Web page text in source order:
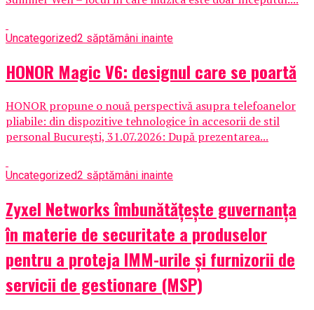
Uncategorized2 săptămâni inainte
HONOR Magic V6: designul care se poartă
HONOR propune o nouă perspectivă asupra telefoanelor
pliabile: din dispozitive tehnologice în accesorii de stil
personal București, 31.07.2026: După prezentarea...
Uncategorized2 săptămâni inainte
Zyxel Networks îmbunătățește guvernanța
în materie de securitate a produselor
pentru a proteja IMM-urile și furnizorii de
servicii de gestionare (MSP)